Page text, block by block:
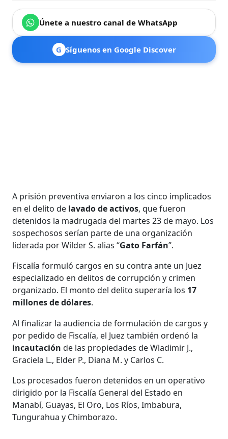
Únete a nuestro canal de WhatsApp
G Síguenos en Google Discover
A prisión preventiva enviaron a los cinco implicados
en el delito de lavado de activos, que fueron
detenidos la madrugada del martes 23 de mayo. Los
sospechosos serían parte de una organización
liderada por Wilder S. alias “Gato Farfán”.
Fiscalía formuló cargos en su contra ante un Juez
especializado en delitos de corrupción y crimen
organizado. El monto del delito superaría los 17
millones de dólares.
Al finalizar la audiencia de formulación de cargos y
por pedido de Fiscalía, el Juez también ordenó la
incautaciónde las propiedades de Wladimir J.,
Graciela L., Elder P., Diana M. y Carlos C.
Los procesados fueron detenidos en un operativo
dirigido por la Fiscalía General del Estado en
Manabí, Guayas, El Oro, Los Ríos, Imbabura,
Tungurahua y Chimborazo.